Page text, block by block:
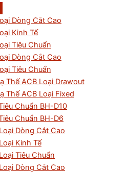
Dòng Cắt Cao
Kinh Tế
Tiêu Chuẩn
Dòng Cắt Cao
Tiêu Chuẩn
Thế ACB Loại Drawout
Thế ACB Loại Fixed
Chuẩn BH-D10
Chuẩn BH-D6
Dòng Cắt Cao
Kinh Tế
Tiêu Chuẩn
Dòng Cắt Cao